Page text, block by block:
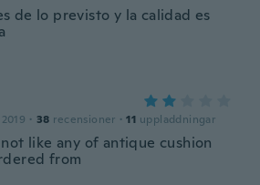
de lo previsto y la calidad es
· 38 recensioner · 11 uppladdningar
like any of antique cushion
from